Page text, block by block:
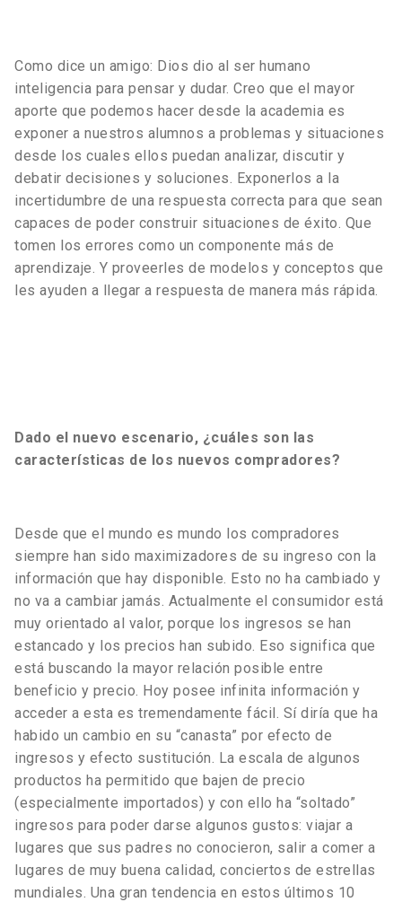
Como dice un amigo: Dios dio al ser humano
inteligencia para pensar y dudar. Creo que el mayor
aporte que podemos hacer desde la academia es
exponer a nuestros alumnos a problemas y situaciones
desde los cuales ellos puedan analizar, discutir y
debatir decisiones y soluciones. Exponerlos a la
incertidumbre de una respuesta correcta para que sean
capaces de poder construir situaciones de éxito. Que
tomen los errores como un componente más de
aprendizaje. Y proveerles de modelos y conceptos que
les ayuden a llegar a respuesta de manera más rápida.
Dado el nuevo escenario, ¿cuáles son las
características de los nuevos compradores?
Desde que el mundo es mundo los compradores
siempre han sido maximizadores de su ingreso con la
información que hay disponible. Esto no ha cambiado y
no va a cambiar jamás. Actualmente el consumidor está
muy orientado al valor, porque los ingresos se han
estancado y los precios han subido. Eso significa que
está buscando la mayor relación posible entre
beneficio y precio. Hoy posee infinita información y
acceder a esta es tremendamente fácil. Sí diría que ha
habido un cambio en su “canasta” por efecto de
ingresos y efecto sustitución. La escala de algunos
productos ha permitido que bajen de precio
(especialmente importados) y con ello ha “soltado”
ingresos para poder darse algunos gustos: viajar a
lugares que sus padres no conocieron, salir a comer a
lugares de muy buena calidad, conciertos de estrellas
mundiales. Una gran tendencia en estos últimos 10